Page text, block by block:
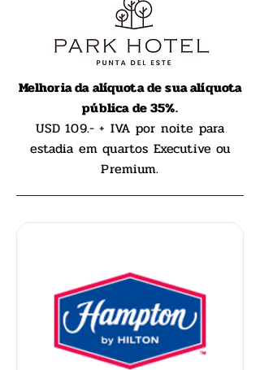
Melhoria da alíquota de sua alíquota
pública de 35%.
USD 109.- + IVA por noite para
estadia em quartos Executive ou
Premium.